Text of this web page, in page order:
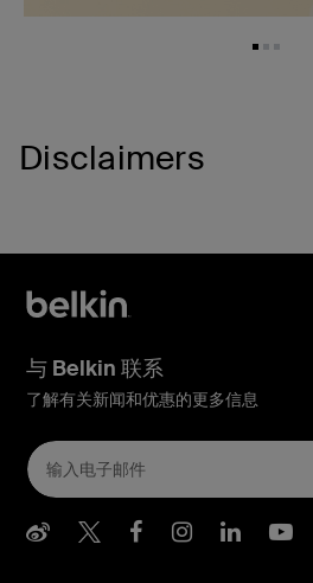
Disclaimers
与 Belkin 联系
了解有关新闻和优惠的更多信息
Belkin Weibo
Belkin Twitter
BelkinBelkin